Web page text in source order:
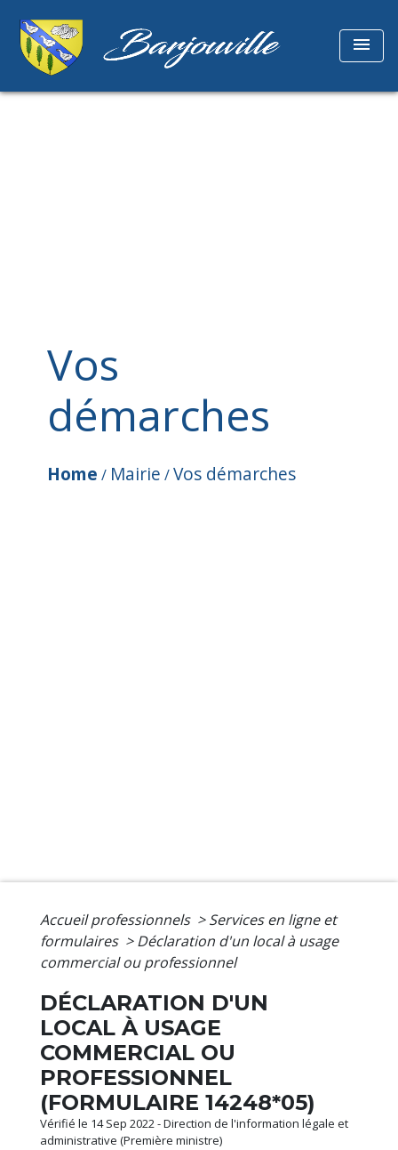
menu
Vos
démarches
Home / Mairie /Vos démarches
Accueil professionnels > Services en ligne et
formulaires > Déclaration d'un local à usage
commercial ou professionnel
DÉCLARATION D'UN
LOCAL À USAGE
COMMERCIAL OU
PROFESSIONNEL
(FORMULAIRE 14248*05)
Vérifié le 14 Sep 2022 - Direction de l'information légale et
administrative (Première ministre)